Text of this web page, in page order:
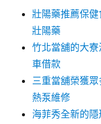
壯陽藥推薦保
壯陽藥
竹北當舖的大
車借款
三重當舖榮獲
熱泵維修
海菲秀全新的